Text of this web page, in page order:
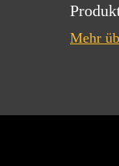
Mehr